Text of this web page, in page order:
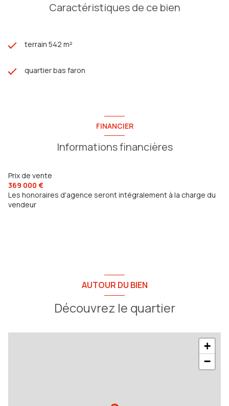
Caractéristiques de ce bien
terrain 542 m²
quartier bas faron
FINANCIER
Informations financières
Prix de vente
369 000 €
Les honoraires d'agence seront intégralement à la charge du
vendeur
AUTOUR DU BIEN
Découvrez le quartier
+
−